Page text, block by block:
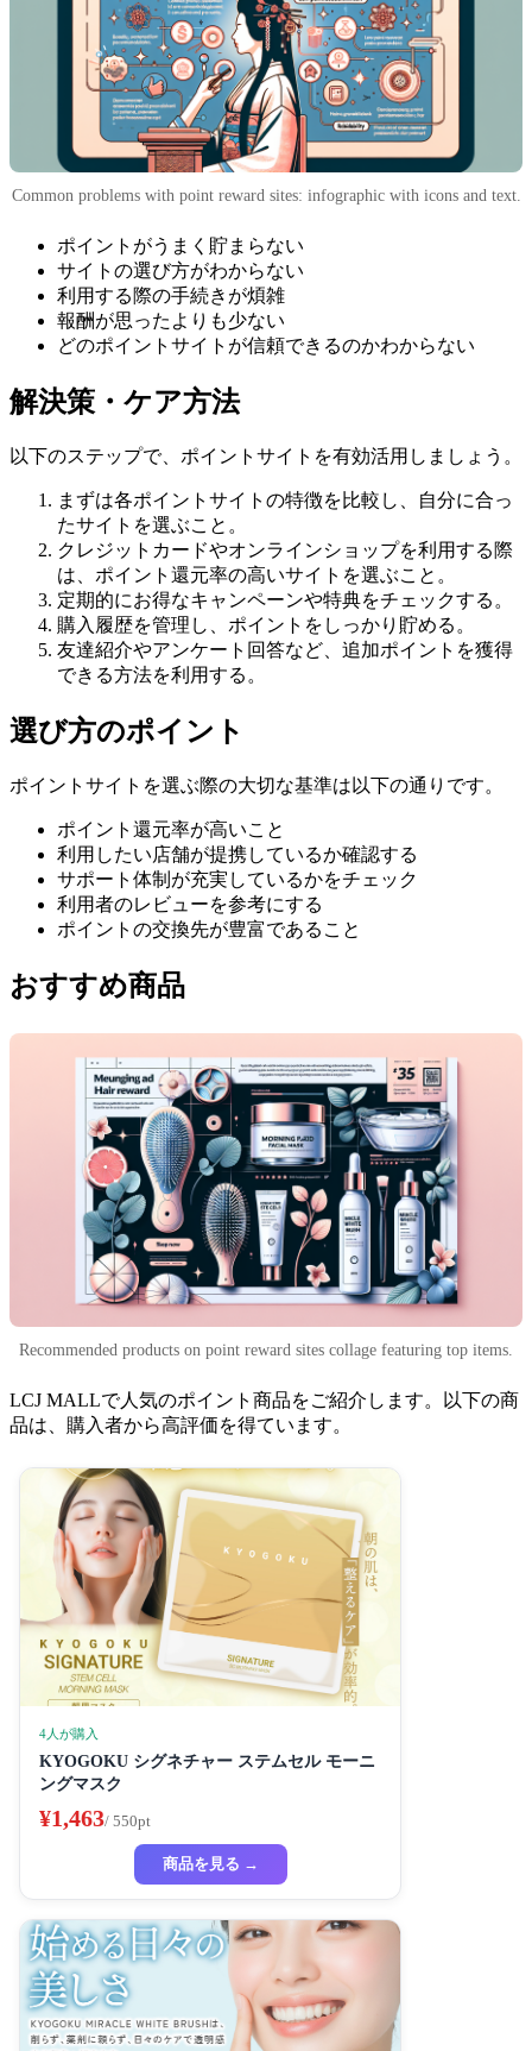
Common problems with point reward sites: infographic with icons and text.
ポイントがうまく貯まらない
サイトの選び方がわからない
利用する際の手続きが煩雑
報酬が思ったよりも少ない
どのポイントサイトが信頼できるのかわからない
解決策・ケア方法
以下のステップで、ポイントサイトを有効活用しましょう。
まずは各ポイントサイトの特徴を比較し、自分に合っ
たサイトを選ぶこと。
クレジットカードやオンラインショップを利用する際
は、ポイント還元率の高いサイトを選ぶこと。
定期的にお得なキャンペーンや特典をチェックする。
購入履歴を管理し、ポイントをしっかり貯める。
友達紹介やアンケート回答など、追加ポイントを獲得
できる方法を利用する。
選び方のポイント
ポイントサイトを選ぶ際の大切な基準は以下の通りです。
ポイント還元率が高いこと
利用したい店舗が提携しているか確認する
サポート体制が充実しているかをチェック
利用者のレビューを参考にする
ポイントの交換先が豊富であること
おすすめ商品
Recommended products on point reward sites collage featuring top items.
LCJ MALLで人気のポイント商品をご紹介します。以下の商
品は、購入者から高評価を得ています。
4人が購入
KYOGOKU シグネチャー ステムセル モーニ
ングマスク
¥1,463/ 550pt
商品を見る →